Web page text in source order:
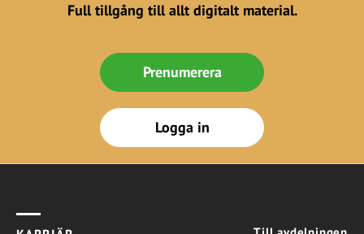
Full tillgång till allt digitalt material.
Prenumerera
Logga in